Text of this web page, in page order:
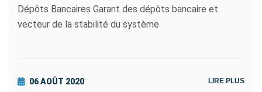
Dépôts Bancaires Garant des dépôts bancaire et
vecteur de la stabilité du système
06 AOÛT 2020 LIRE PLUS